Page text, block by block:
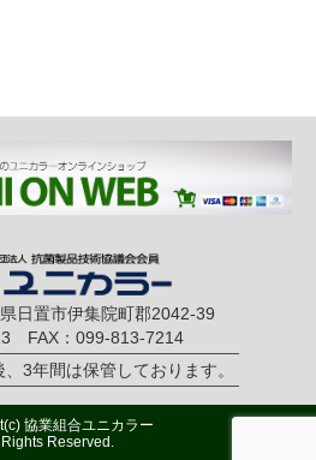
日置市伊集院町郡2042-39
FAX：099-813-7214
3年間は保管しております。
協業組合ユニカラー
Reserved.